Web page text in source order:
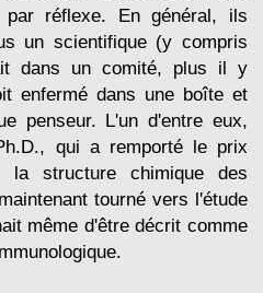
par réflexe. En général, ils
un scientifique (y compris
dans un comité, plus il y
enfermé dans une boîte et
penseur. L'un d'entre eux,
qui a remporté le prix
la structure chimique des
tourné vers l'étude
même d'être décrit comme